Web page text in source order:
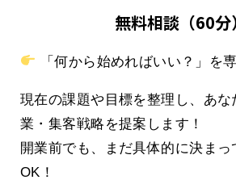
無料相談（60分）
「何から始めればいい？」を
現在の課題や目標を整理し、あな
業・集客戦略を提案します！
開業前でも、まだ具体的に決まっ
OK！